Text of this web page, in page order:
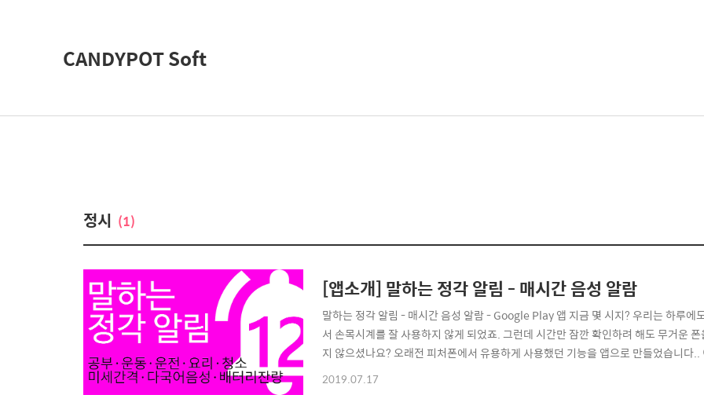
CANDYPOT Soft
정시 (1)
[앱소개] 말하는 정각 알림 - 매시간 음성 알람
말하는 정각 알림 - 매시간 음성 알람 - Google Play 앱 지금 몇 시지? 우리는 하루에
서 손목시계를 잘 사용하지 않게 되었죠. 그런데 시간만 잠깐 확인하려 해도 무거운
지 않으셨나요? 오래전 피처폰에서 유용하게 사용했던 기능을 앱으로 만들었습니다
할 수 있습니다. • 이렇게 사용해 보세요 공부: 시계 보려고 스마트폰을 집어 들었다
2019.07.17